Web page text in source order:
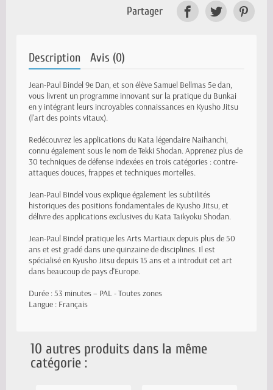
Partager
Description Avis (0)
Jean-Paul Bindel 9e Dan, et son élève Samuel Bellmas 5e dan,
vous livrent un programme innovant sur la pratique du Bunkai
en y intégrant leurs incroyables connaissances en Kyusho Jitsu
(l'art des points vitaux).
Redécouvrez les applications du Kata légendaire Naihanchi,
connu également sous le nom de Tekki Shodan. Apprenez plus de
30 techniques de défense indexées en trois catégories : contre-
attaques douces, frappes et techniques mortelles.
Jean-Paul Bindel vous explique également les subtilités
historiques des positions fondamentales de Kyusho Jitsu, et
délivre des applications exclusives du Kata Taikyoku Shodan.
Jean-Paul Bindel pratique les Arts Martiaux depuis plus de 50
ans et est gradé dans une quinzaine de disciplines. Il est
spécialisé en Kyusho Jitsu depuis 15 ans et a introduit cet art
dans beaucoup de pays d'Europe.
Durée : 53 minutes – PAL - Toutes zones
Langue : Français
10 autres produits dans la même
catégorie :